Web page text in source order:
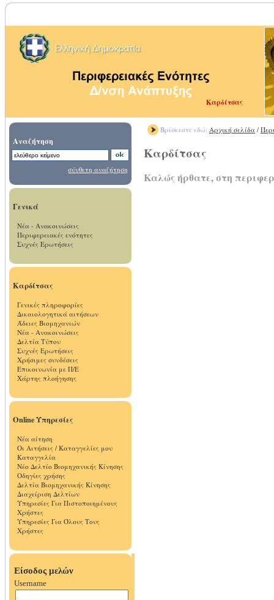
Καρδίτσας
Αναζήτηση
σύνθετη αναζήτηση
Γενικά
Νέα - Ανακοινώσεις
Περιφερειακές ενότητες
Συχνές Ερωτήσεις
Καρδίτσας
Γενικές πληροφορίες
Δικαιολογητικά αιτήσεων
Άδειες Βιομηχανιών
Νέα - Ανακοινώσεις
Δελτία Τύπου
Συχνές Ερωτήσεις
Χρήσιμες συνδέσεις
Επικοινωνία με Π/Ε
Χάρτης πλοήγησης
Online Υπηρεσίες
Νέα αίτηση
Οι Αιτήσεις / Καταγγελίες μου
Καταγγελία
Νέο Δελτίο Βιομηχανικής Κίνησης
Οδηγίες χρήσης
Δελτία Βιομηχανικής Κίνησης
Διαχείριση Δελτίων
Υπηρεσίες Για Πιστοποιημένους
Χρήστες
Υπηρεσίες Για Όλους Τους
Χρήστες
Βρίσκεστε εδώ: Αρχική σελίδα /
Καρδίτσας
Καλώς ήρθατε, στη